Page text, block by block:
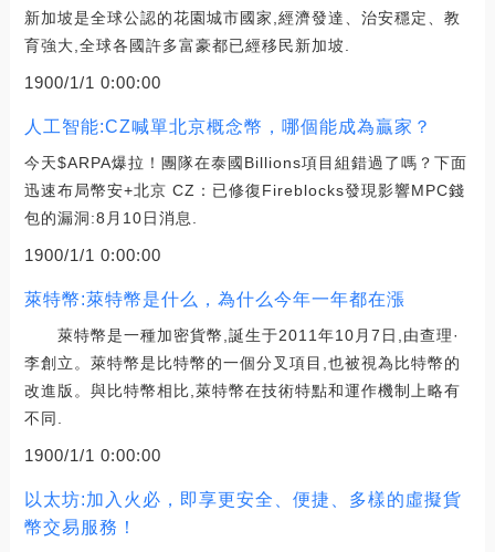
新加坡是全球公認的花園城市國家,經濟發達、治安穩定、教
育強大,全球各國許多富豪都已經移民新加坡.
1900/1/1 0:00:00
人工智能:CZ喊單北京概念幣，哪個能成為贏家？
今天$ARPA爆拉！團隊在泰國Billions項目組錯過了嗎？下面
迅速布局幣安+北京 CZ：已修復Fireblocks發現影響MPC錢
包的漏洞:8月10日消息.
1900/1/1 0:00:00
萊特幣:萊特幣是什么，為什么今年一年都在漲
萊特幣是一種加密貨幣,誕生于2011年10月7日,由查理·
李創立。萊特幣是比特幣的一個分叉項目,也被視為比特幣的
改進版。與比特幣相比,萊特幣在技術特點和運作機制上略有
不同.
1900/1/1 0:00:00
以太坊:加入火必，即享更安全、便捷、多樣的虛擬貨
幣交易服務！